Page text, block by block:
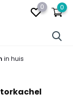
0 0
in huis